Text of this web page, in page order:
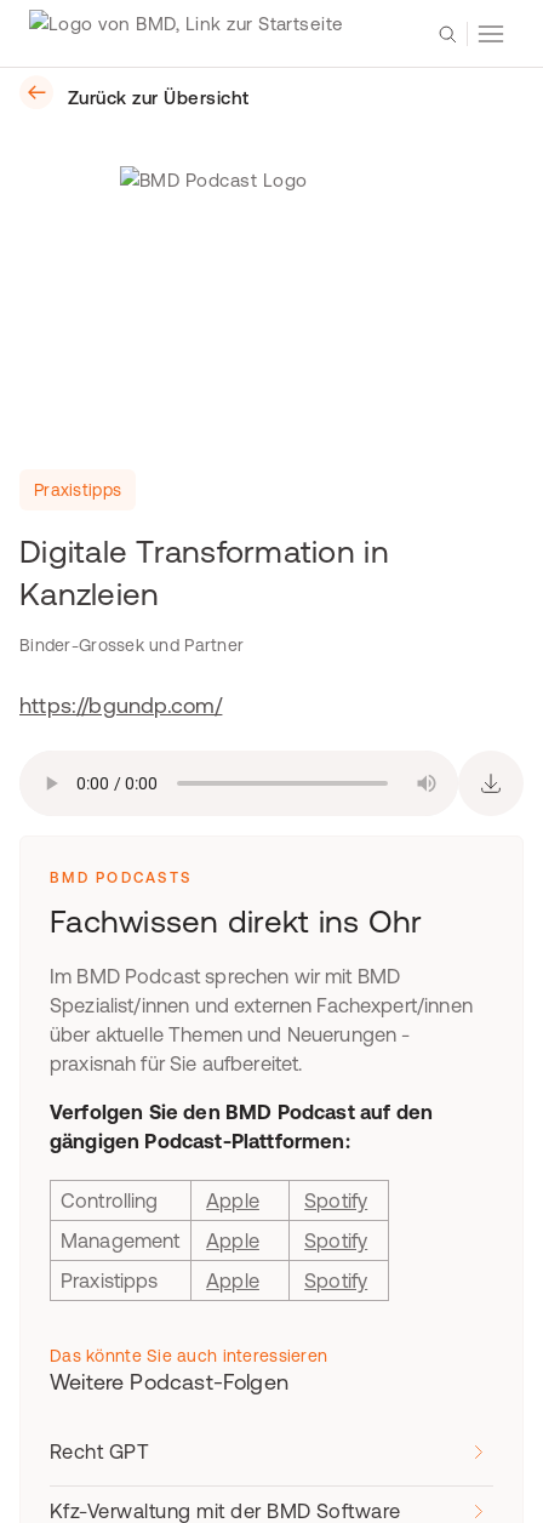
Zurück zur Übersicht
Praxistipps
Digitale Transformation in
Kanzleien
Binder-Grossek und Partner
https://bgundp.com/
BMD PODCASTS
Fachwissen direkt ins Ohr
Im BMD Podcast sprechen wir mit BMD
Spezialist/innen und externen Fachexpert/innen
über aktuelle Themen und Neuerungen -
praxisnah für Sie aufbereitet.
Verfolgen Sie den BMD Podcast auf den
gängigen Podcast-Plattformen:
Controlling Apple
Spotify
Management
Apple
Spotify
Praxistipps
Apple Spotify
Das könnte Sie auch interessieren
Weitere Podcast-Folgen
Recht GPT
Kfz-Verwaltung mit der BMD Software